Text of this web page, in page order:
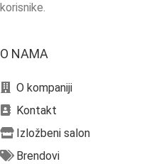
korisnike.
O NAMA
O kompaniji
Kontakt
Izložbeni salon
Brendovi